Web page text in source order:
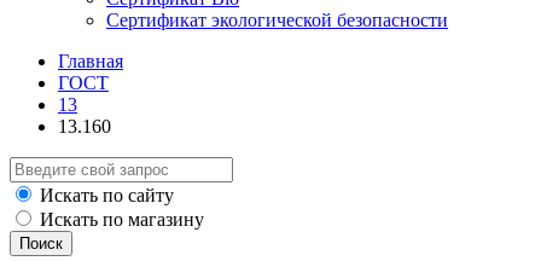
Сертификат экологической безопасности
Главная
ГОСТ
13
13.160
Искать по сайту
Искать по магазину
Поиск